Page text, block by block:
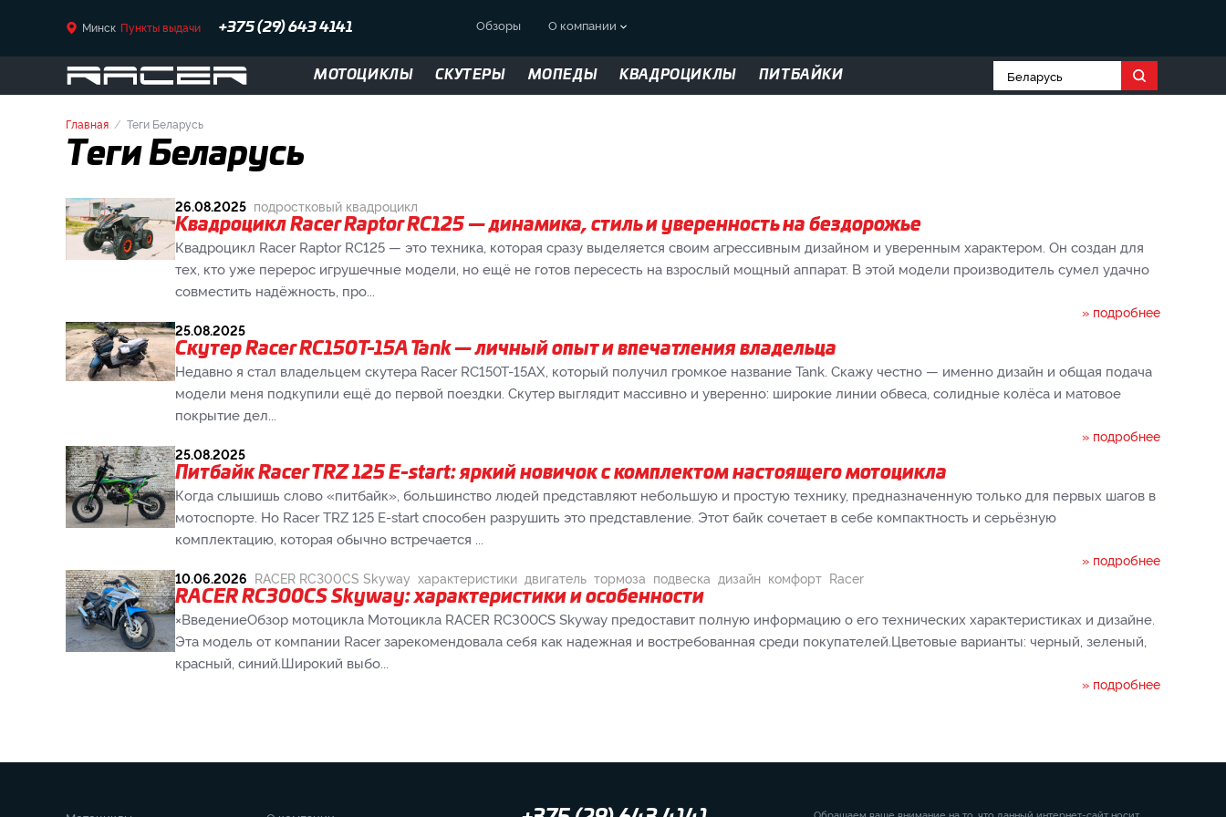
Минск Пункты выдачи +375 (29) 643 4141 Обзоры О компании
МОТОЦИКЛЫ СКУТЕРЫ МОПЕДЫ КВАДРОЦИКЛЫ ПИТБАЙКИ
Главная Теги Беларусь
Теги Беларусь
26.08.2025 подростковый квадроцикл
Квадроцикл Racer Raptor RC125 — динамика, стиль и уверенность на бездорожье
Квадроцикл Racer Raptor RC125 — это техника, которая сразу выделяется своим агрессивным дизайном и уверенным характером. Он создан для
тех, кто уже перерос игрушечные модели, но ещё не готов пересесть на взрослый мощный аппарат. В этой модели производитель сумел удачно
совместить надёжность, про...
» подробнее
25.08.2025
Скутер Racer RC150T-15A Tank — личный опыт и впечатления владельца
Недавно я стал владельцем скутера Racer RC150T-15AX, который получил громкое название Tank. Скажу честно — именно дизайн и общая подача
модели меня подкупили ещё до первой поездки. Скутер выглядит массивно и уверенно: широкие линии обвеса, солидные колёса и матовое
покрытие дел...
» подробнее
25.08.2025
Питбайк Racer TRZ 125 E-start: яркий новичок с комплектом настоящего мотоцикла
Когда слышишь слово «питбайк», большинство людей представляют небольшую и простую технику, предназначенную только для первых шагов в
мотоспорте. Но Racer TRZ 125 E-start способен разрушить это представление. Этот байк сочетает в себе компактность и серьёзную
комплектацию, которая обычно встречается ...
» подробнее
10.06.2026 RACER RC300CS Skyway характеристики двигатель тормоза подвеска дизайн комфорт Racer
RACER RC300CS Skyway: характеристики и особенности
×ВведениеОбзор мотоцикла Мотоцикла RACER RC300CS Skyway предоставит полную информацию о его технических характеристиках и дизайне.
Эта модель от компании Racer зарекомендовала себя как надежная и востребованная среди покупателей.Цветовые варианты: черный, зеленый,
красный, синий.Широкий выбо...
» подробнее